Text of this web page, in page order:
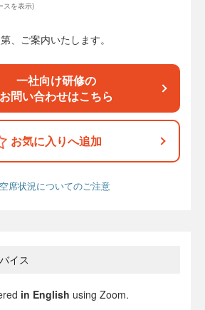
スを表示)
、ご案内いたします。
一社向け研修の
お問い合わせはこちら
お気に入りへ追加
空席状況についてのご注意
イス
in English using Zoom.